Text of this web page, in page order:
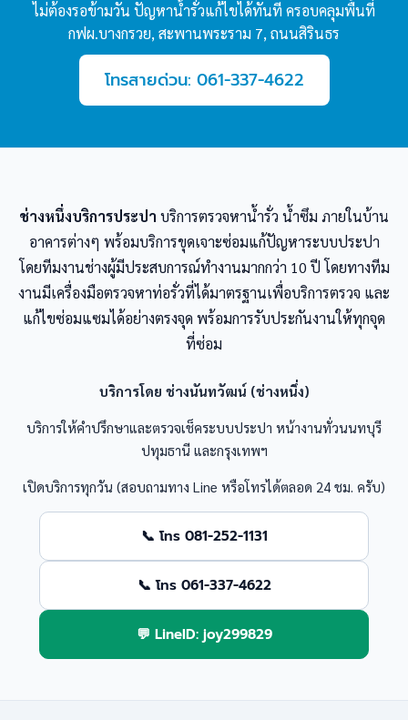
ไม่ต้องรอข้ามวัน ปัญหาน้ำรั่วแก้ไขได้ทันที ครอบคลุมพื้นที่
กฟผ.บางกรวย, สะพานพระราม 7, ถนนสิรินธร
โทรสายด่วน: 061-337-4622
ช่างหนึ่งบริการประปา บริการตรวจหาน้ำรั่ว น้ำซึม ภายในบ้าน
อาคารต่างๆ พร้อมบริการขุดเจาะซ่อมแก้ปัญหาระบบประปา
โดยทีมงานช่างผู้มีประสบการณ์ทำงานมากกว่า 10 ปี โดยทางทีม
งานมีเครื่องมือตรวจหาท่อรั่วที่ได้มาตรฐานเพื่อบริการตรวจ และ
แก้ไขซ่อมแซมได้อย่างตรงจุด พร้อมการรับประกันงานให้ทุกจุด
ที่ซ่อม
บริการโดย ช่างนันทวัฒน์ (ช่างหนึ่ง)
บริการให้คำปรึกษาและตรวจเช็คระบบประปา หน้างานทั่วนนทบุรี
ปทุมธานี และกรุงเทพฯ
เปิดบริการทุกวัน (สอบถามทาง Line หรือโทรได้ตลอด 24 ชม. ครับ)
📞 โทร 081-252-1131
📞 โทร 061-337-4622
💬 LineID: joy299829